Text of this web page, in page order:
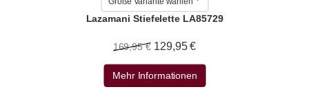
Lazamani Stiefelette LA85729
169,95 € 129,95 €
Mehr Informationen